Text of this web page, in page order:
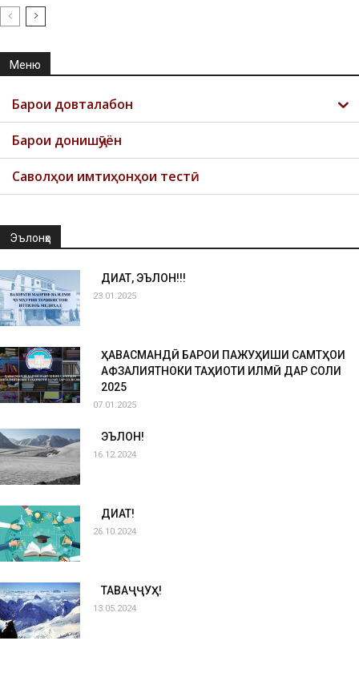
Меню
Барои довталабон
Барои донишҷӯён
Саволҳои имтиҳонҳои тестӣ
Эълонҳо
ДИҚҚАТ, ЭЪЛОН!!!
23.01.2025
ҲАВАСМАНДӢ БАРОИ ПАЖУҲИШИ САМТҲОИ
АФЗАЛИЯТНОКИ ТАҲҚИҚОТИ ИЛМӢ ДАР СОЛИ
2025
07.01.2025
ЭЪЛОН!
16.12.2024
ДИҚҚАТ!
26.10.2024
ТАВАҶҶУҲ!
13.05.2024